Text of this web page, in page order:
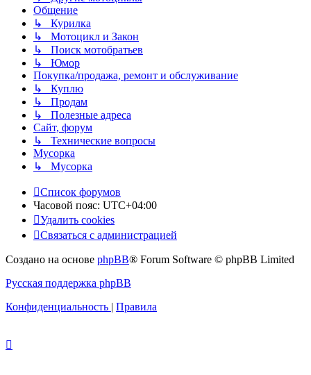
Общение
↳ Курилка
↳ Мотоцикл и Закон
↳ Поиск мотобратьев
↳ Юмор
Покупка/продажа, ремонт и обслуживание
↳ Куплю
↳ Продам
↳ Полезные адреса
Сайт, форум
↳ Технические вопросы
Мусорка
↳ Мусорка
Список форумов
Часовой пояс: UTC+04:00
Удалить cookies
Связаться с администрацией
Создано на основе phpBB® Forum Software © phpBB Limited
Русская поддержка phpBB
Конфиденциальность | Правила